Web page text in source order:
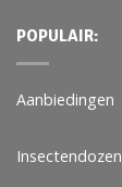
POPULAIR:
Aanbiedingen
Insectendozen